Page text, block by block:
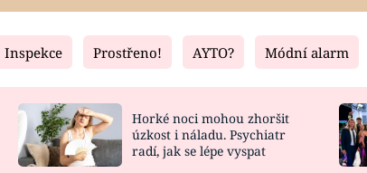
Fresh
NOVINKY
VIDEORECEPTY
Living
ZAHRADA
DESIGN
Inspekce Prostřeno! AYTO? Módní alarm
Horké noci mohou zhoršit
úzkost i náladu. Psychiatr
radí, jak se lépe vyspat